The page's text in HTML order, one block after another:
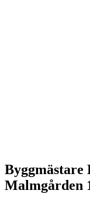
Byggmästare
Malmgården